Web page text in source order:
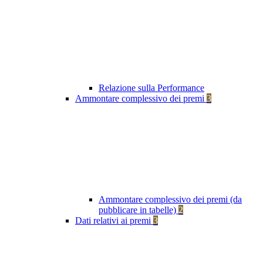
Relazione sulla Performance
Ammontare complessivo dei premi 3
Ammontare complessivo dei premi (da
pubblicare in tabelle) 2
Dati relativi ai premi 3